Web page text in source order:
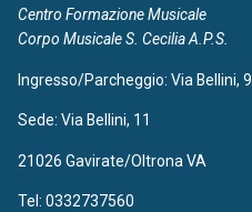
Centro Formazione Musicale
Corpo Musicale S. Cecilia A.P.S.
Ingresso/Parcheggio: Via Bellini, 9
Sede: Via Bellini, 11
21026 Gavirate/Oltrona VA
Tel: 0332737560